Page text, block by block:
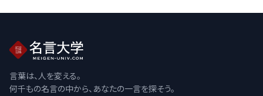
言葉は、人を変える。
何千もの名言の中から、あなたの一言を探そう。